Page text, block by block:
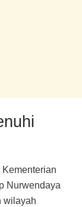
Nurwendaya
wilayah